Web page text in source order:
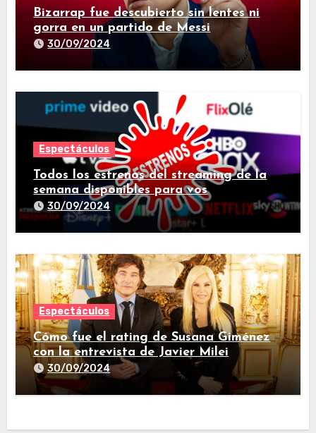
Bizarrap fue descubierto sin lentes ni
gorra en un partido de Messi
30/09/2024
Espectáculos
Todos los estrenos del streaming de la
semana disponibles para vos
30/09/2024
Espectáculos
Cómo fue el rating de Susana Giménez
con la entrevista de Javier Milei
30/09/2024